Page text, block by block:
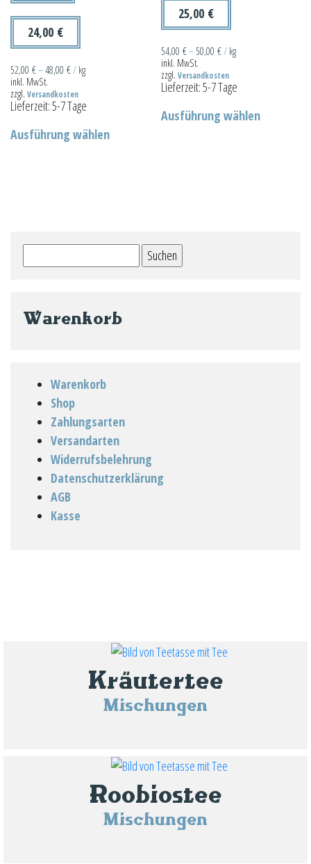
24,00 €
52,00 €–48,00 €/ kg
inkl. MwSt.
zzgl. Versandkosten
Lieferzeit:5-7 Tage
Ausführung wählenProdukt
können
der
Produktseite
25,00 €
54,00€– 50,00€/ kg
inkl. MwSt.
zzgl.Versandkosten
Lieferzeit:5-7 Tage
Ausführung wählenProdukt
nach:
Warenkorb
Warenkorb
Shop
Zahlungsarten
Versandarten
Widerrufsbelehrung
Datenschutzerklärung
AGB
Kasse
Kräutertee
Mischungen
Roobiostee
Mischungen